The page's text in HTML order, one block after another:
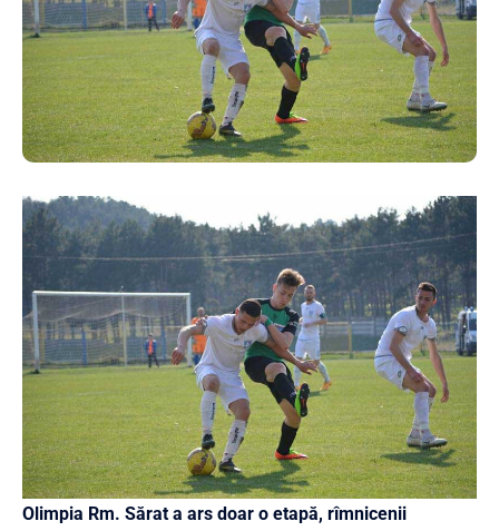
Olimpia Rm. Sărat a ars doar o etapă, rîmnicenii